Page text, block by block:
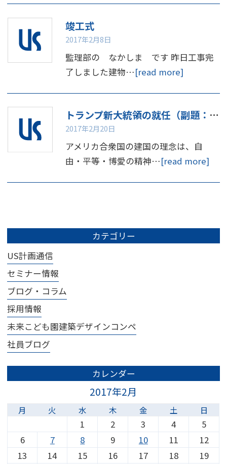
竣工式
2017年2月8日
監理部の なかしま です 昨日工事完
了しました建物…[read more]
トランプ新大統領の就任（副題：建国の理念（或いは初心）について思うこと）
2017年2月20日
アメリカ合衆国の建国の理念は、自
由・平等・博愛の精神…[read more]
カテゴリー
US計画通信
セミナー情報
ブログ・コラム
採用情報
未来こども園建築デザインコンペ
社員ブログ
カレンダー
2017年2月
月 火 水 木 金 土 日
1 2 3 4
5
6
7 8 9 10 11
12
13
14 15 16 17 18 19